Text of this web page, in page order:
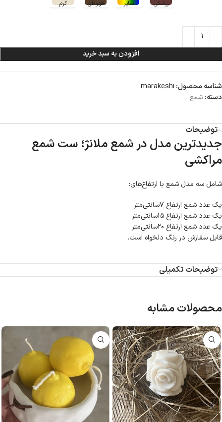
افزودن به سبد خرید
شناسه محصول: marakeshi
دسته: شمع
توضیحات
جدیدترین مدل در شمع ملانژ؛ ست شمع
مراکشی
شامل سه مدل شمع با ارتفاع‌های:
یک عدد شمع ارتفاع ۷سانتی‌متر
یک عدد شمع ارتفاع ۱۵سانتی‌متر
یک عدد شمع ارتفاع ۲۰سانتی‌متر
قابل سفارش در رنگ دلخواه است.
توضیحات تکمیلی
محصولات مشابه